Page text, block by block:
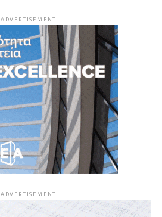
ADVERTISEMENT
ADVERTISEMENT